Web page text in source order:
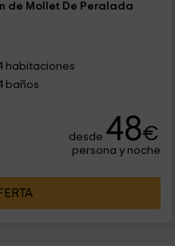
de Mollet De Peralada
habitaciones
baños
desde 48€
persona y noche